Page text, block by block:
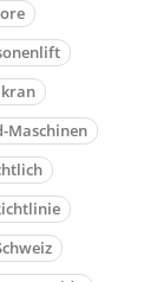
Maschinen